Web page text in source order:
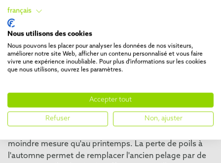
Pourquoi les chiens
perdent-ils leurs poils en
hiver ?
En automne, période où les jours raccourcissent, la
corps de développer un pelage d'hiver plus épais avec
un sous-poil dense. Cette couche supplémentaire
protège votre chien du froid. Les chiens muent
moindre mesure qu'au printemps. La perte de poils à
l'automne permet de remplacer l'ancien pelage par de
français
Nous utilisons des cookies
Nous pouvons les placer pour analyser les données de nos visiteurs,
améliorer notre site Web, afficher un contenu personnalisé et vous faire
vivre une expérience inoubliable. Pour plus d'informations sur les cookies
que nous utilisons, ouvrez les paramètres.
Accepter tout
Refuser Non, ajuster